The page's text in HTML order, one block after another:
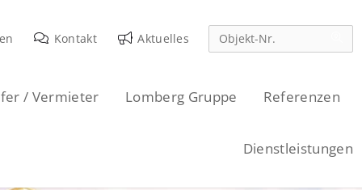
Kontakt Aktuelles
/ Vermieter Lomberg Gruppe Referenzen
Dienstleistungen